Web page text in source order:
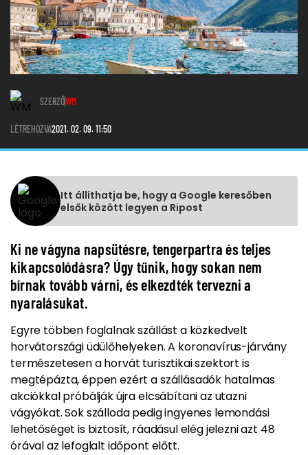
SZERZŐWM
LÉTREHOZVA2021. 02. 09. 11:50
Itt állíthatja be, hogy a Google keresőben
elsők között legyen a Ripost
Ki ne vágyna napsütésre, tengerpartra és teljes
kikapcsolódásra? Úgy tűnik, hogy sokan nem
bírnak tovább várni, és elkezdték tervezni a
nyaralásukat.
Egyre többen foglalnak szállást a közkedvelt
horvátországi üdülőhelyeken.A koronavírus-járvány
természetesen a horvát turisztikai szektort is
megtépázta, éppen ezért a szállásadók hatalmas
akciókkal próbálják újra elcsábítani az utazni
vágyókat.Sok szálloda pedig ingyenes lemondási
lehetőséget is biztosít, ráadásul elég jelezni azt 48
órával az lefoglalt időpont előtt.